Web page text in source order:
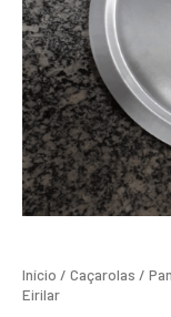
Início / Caçarolas /
Eirilar